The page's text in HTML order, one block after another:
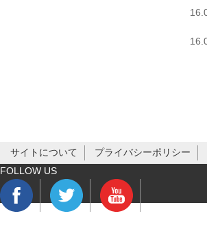
サイトについて
プライバシーポリシー
FOLLOW US